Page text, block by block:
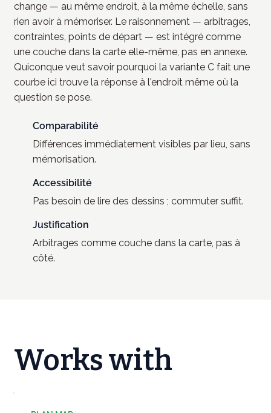
change — au même endroit, à la même échelle, sans
rien avoir à mémoriser. Le raisonnement — arbitrages,
contraintes, points de départ — est intégré comme
une couche dans la carte elle-même, pas en annexe.
Quiconque veut savoir pourquoi la variante C fait une
courbe ici trouve la réponse à l'endroit même où la
question se pose.
Comparabilité
Différences immédiatement visibles par lieu, sans
mémorisation.
Accessibilité
Pas besoin de lire des dessins ; commuter suffit.
Justification
Arbitrages comme couche dans la carte, pas à
côté.
Works with